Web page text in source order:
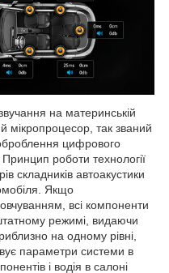
на материнській
мікропроцесор, так званий
цифрового
роботи технології
складників автоакустики
Якщо
всі компоненти
режимі, видаючи
на одному рівні,
параметри системи в
і водія в салоні